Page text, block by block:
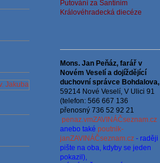
Putování za Santinim
Královéhradecká diecéze
Mons. Jan Peňáz, farář v
Novém Veselí a dojíždějící
duchovní správceBohdalova,
59214 Nové Veselí, V Ulici 91
(telefon: 566 667 136
přenosný 736 52 92 21
penaz.vmZAVINÁČseznam.cz
anebo také poutnik-
janZAVINÁČseznam.cz- raději
pište na oba, kdyby se jeden
pokazil),